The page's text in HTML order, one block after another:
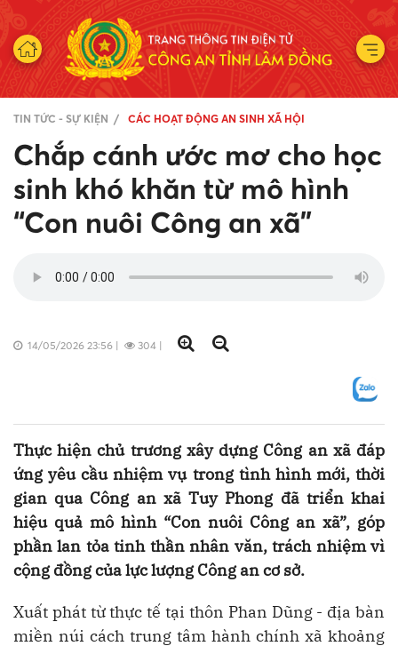
TIN TỨC - SỰ KIỆN CÁC HOẠT ĐỘNG AN SINH XÃ HỘI
Chắp cánh ước mơ cho học
sinh khó khăn từ mô hình
“Con nuôi Công an xã”
14/05/2026 23:56 | 304 |
Thực hiện chủ trương xây dựng Công an xã đáp
ứng yêu cầu nhiệm vụ trong tình hình mới, thời
gian qua Công an xã Tuy Phong đã triển khai
hiệu quả mô hình “Con nuôi Công an xã”, góp
phần lan tỏa tinh thần nhân văn, trách nhiệm vì
cộng đồng của lực lượng Công an cơ sở.
Xuất phát từ thực tế tại thôn Phan Dũng - địa bàn
miền núi cách trung tâm hành chính xã khoảng